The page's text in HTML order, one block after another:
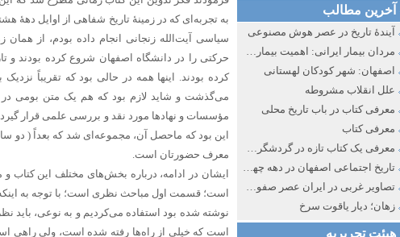
آخرین مطالب
آیندهٔ تاریخ در عصر هوش مصنوعی
مردان بیمار ایرانی: اهمیت بیماری به عنوان عاملی در تفسیر تاریخ سیاسی ایران جدید
اصفهان: شهر کودکان لهستانی
علل انقلاب مشروطه
معرفی کتاب در باب تاریخ محلی
معرفی کتاب
معرفی یک کتاب تازه در گردشگری اصفهان
تاریخ اجتماعی اصفهان در دهه چهل و پنجاه از نگاه طنز نوروز جمشاد
تصاویر غربی در ایران عصر صفوی و قاجار
زهان؛ دیار یاقوت سرخ
هیئت تحریریه
به تجربه‌ای که در زمینۀ تاریخ شفاهی از اوایل دهۀ
سیاسی آیت‌الله زنجانی انجام داده بودم، از
حرکتی را در دانشگاه اصفهان شروع کرده بودند و
کرده بودند. اینها همه در حالی بود که تقریباً
می‌گذشت و شاید لازم بود که هم یک متن بومی در
مؤسسات و نهادها مورد نقد و بررسی علمی قرار
این بود که ماحصل آن، مجموعه‌ای شد که بعداً ( دو
معرف حضورتان است.
ایشان در ادامه، درباره بخش‌های مختلف این
است؛ قسمت اول مباحث نظری است؛ با توجه به اینکه
نوشته شده بود استفاده می‌کردیم و به نوعی، باید
است که خیلی از راه‌ها رفته شده است، ولی راهی